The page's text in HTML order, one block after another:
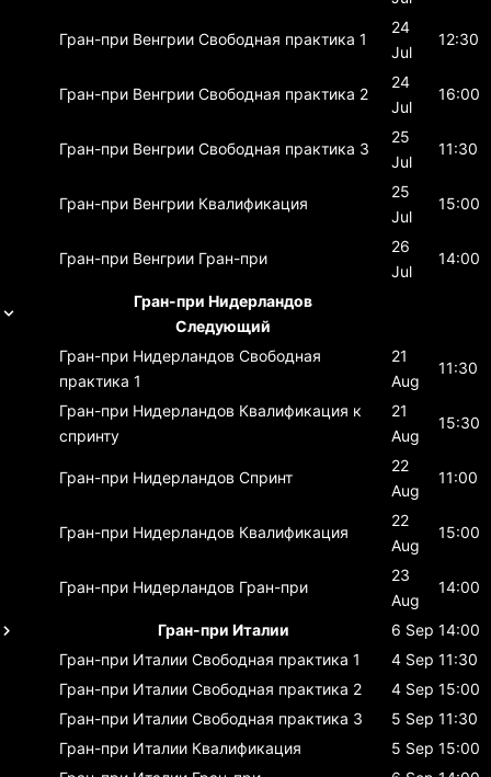
Гран-при Венгрии Свободная практика 1
24
Jul
12:30
Гран-при Венгрии Свободная практика 2
24
Jul
16:00
Гран-при Венгрии Свободная практика 3
25
Jul
11:30
Гран-при Венгрии Квалификация
25
Jul
15:00
Гран-при Венгрии Гран-при
26
Jul
14:00
Гран-при Нидерландов
Следующий
Гран-при Нидерландов Свободная
практика 1
21
Aug
11:30
Гран-при Нидерландов Квалификация к
спринту
21
Aug
15:30
Гран-при Нидерландов Спринт
22
Aug
11:00
Гран-при Нидерландов Квалификация
22
Aug
15:00
Гран-при Нидерландов Гран-при
23
Aug
14:00
Гран-при Италии 6 Sep 14:00
Гран-при Италии Свободная практика 1 4 Sep 11:30
Гран-при Италии Свободная практика 2 4 Sep 15:00
Гран-при Италии Свободная практика 3 5 Sep 11:30
Гран-при Италии Квалификация 5 Sep 15:00